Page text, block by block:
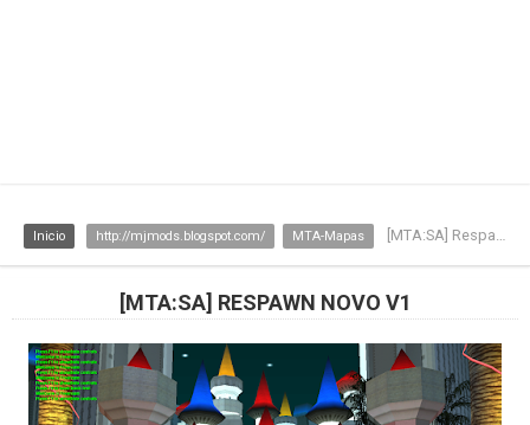
Inicio http://mjmods.blogspot.com/ MTA-Mapas [MTA:SA] Respawn novo V1
[MTA:SA] RESPAWN NOVO V1